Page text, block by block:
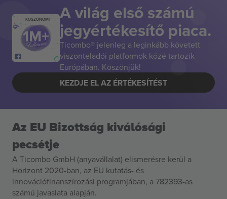
KÖSZÖNÖM! A világ első számú
jegyértékesítő piaca.
Ticombo® jelenleg a leginkább követett
viszonteladói platformok közé tartozik
Európában. Köszönjük!
KEZDJE EL AZ ÉRTÉKESÍTÉST
Az EU Bizottság kiválósági
pecsétje
A Ticombo GmbH (anyavállalat) elismerésre kerül a
Horizont 2020-ban, az EU kutatás- és
innovációfinanszírozási programjában, a 782393-as
számú javaslata alapján.